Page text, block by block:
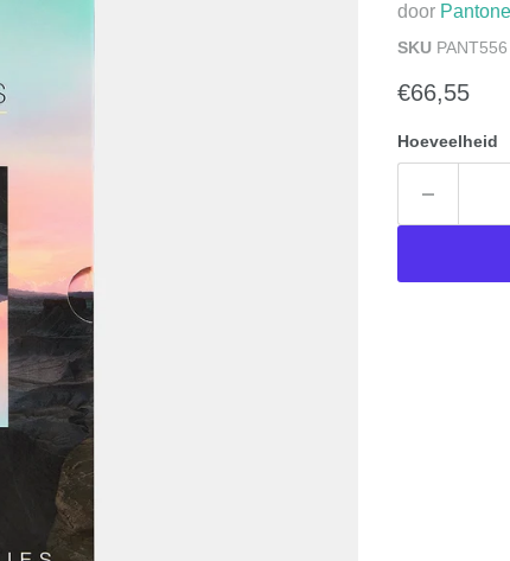
door Pantone
SKU PANT556
Huidige prijs
€66,55
Hoeveelheid